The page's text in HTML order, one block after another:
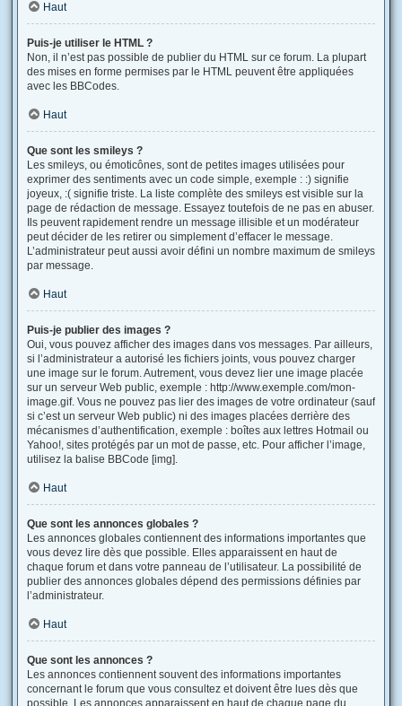
Haut
Puis-je utiliser le HTML ?
Non, il n’est pas possible de publier du HTML sur ce forum. La plupart
des mises en forme permises par le HTML peuvent être appliquées
avec les BBCodes.
Haut
Que sont les smileys ?
Les smileys, ou émoticônes, sont de petites images utilisées pour
exprimer des sentiments avec un code simple, exemple : :) signifie
joyeux, :( signifie triste. La liste complète des smileys est visible sur la
page de rédaction de message. Essayez toutefois de ne pas en abuser.
Ils peuvent rapidement rendre un message illisible et un modérateur
peut décider de les retirer ou simplement d’effacer le message.
L’administrateur peut aussi avoir défini un nombre maximum de smileys
par message.
Haut
Puis-je publier des images ?
Oui, vous pouvez afficher des images dans vos messages. Par ailleurs,
si l’administrateur a autorisé les fichiers joints, vous pouvez charger
une image sur le forum. Autrement, vous devez lier une image placée
sur un serveur Web public, exemple : http://www.exemple.com/mon-
image.gif. Vous ne pouvez pas lier des images de votre ordinateur (sauf
si c’est un serveur Web public) ni des images placées derrière des
mécanismes d’authentification, exemple : boîtes aux lettres Hotmail ou
Yahoo!, sites protégés par un mot de passe, etc. Pour afficher l’image,
utilisez la balise BBCode [img].
Haut
Que sont les annonces globales ?
Les annonces globales contiennent des informations importantes que
vous devez lire dès que possible. Elles apparaissent en haut de
chaque forum et dans votre panneau de l’utilisateur. La possibilité de
publier des annonces globales dépend des permissions définies par
l’administrateur.
Haut
Que sont les annonces ?
Les annonces contiennent souvent des informations importantes
concernant le forum que vous consultez et doivent être lues dès que
possible. Les annonces apparaissent en haut de chaque page du